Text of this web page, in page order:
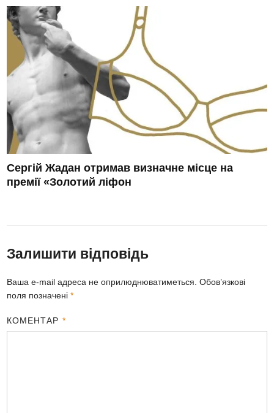
Сергій Жадан отримав визначне місце на
премії «Золотий ліфон
Залишити відповідь
Ваша e-mail адреса не оприлюднюватиметься. Обов’язкові
поля позначені*
КОМЕНТАР *